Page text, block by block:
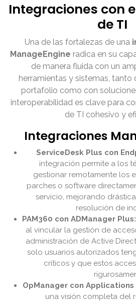
Integraciones con
de TI
Una de las fortalezas de una
ManageEngine radica en su
de manera fluida con un
herramientas y sistemas, tanto
portafolio como con
interoperabilidad es clave para
de TI cohesivo y
Integraciones
ServiceDesk Plus con
integración permite a los
gestionar remotamente los
parches o software
servicio, mejorando
resolución de
PAM360 con ADManager Plus:
al vincular la gestión de
administración de Active
solo usuarios autorizados
críticos y que estos
OpManager con Applications
una visión completa del